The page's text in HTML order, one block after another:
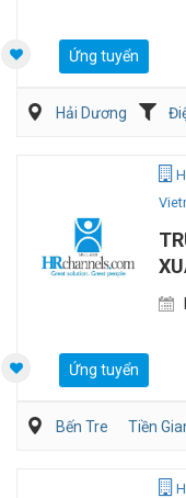
Ứng tuyển
Hải Dương
Ứng tuyển
Bến Tre Tiền